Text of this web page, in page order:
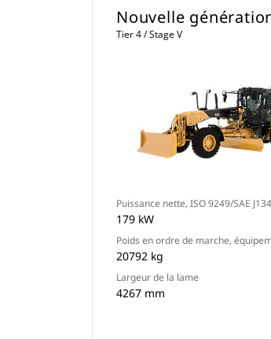
Nouvelle
Tier 4 / Stage V
Puissance nette, ISO 9249/SAE
179 kW
Poids en ordre de marche,
20792 kg
Largeur de la lame
4267 mm